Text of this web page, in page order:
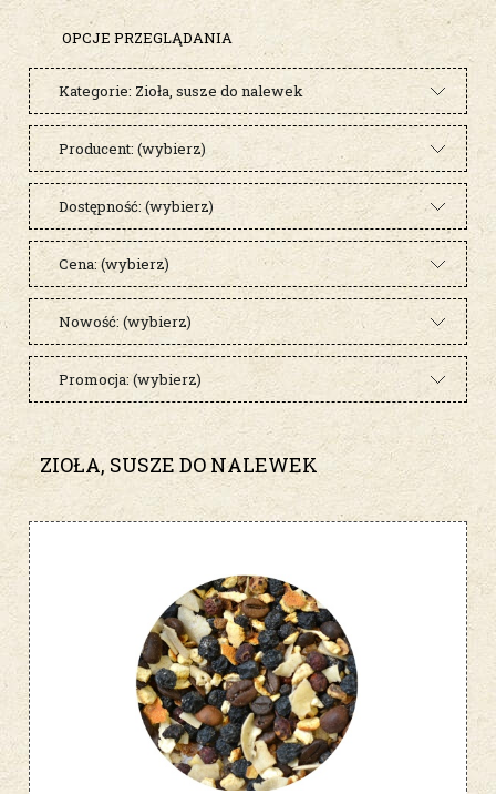
OPCJE PRZEGLĄDANIA
Kategorie: Zioła, susze do nalewek
Producent: (wybierz)
Dostępność: (wybierz)
Cena: (wybierz)
Nowość: (wybierz)
Promocja: (wybierz)
ZIOŁA, SUSZE DO NALEWEK